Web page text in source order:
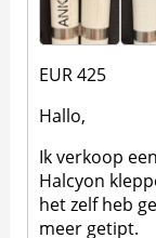
EUR 425
Hallo,
Ik verkoop
Halcyon
het zelf heb
meer getipt.